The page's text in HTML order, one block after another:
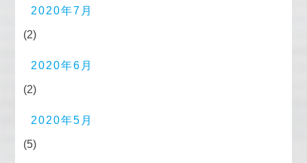
2020年7月
(2)
2020年6月
(2)
2020年5月
(5)